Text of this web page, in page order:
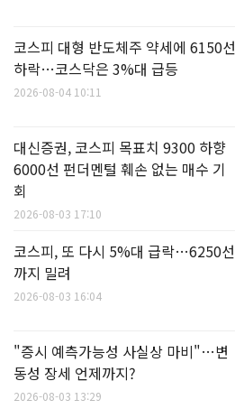
코스피 대형 반도체주 약세에 6150선
하락…코스닥은 3%대 급등
2026-08-04 10:11
대신증권, 코스피 목표치 9300 하향
6000선 펀더멘털 훼손 없는 매수 기
회
2026-08-03 17:10
코스피, 또 다시 5%대 급락…6250선
까지 밀려
2026-08-03 16:04
"증시 예측가능성 사실상 마비"…변
동성 장세 언제까지?
2026-08-03 13:29